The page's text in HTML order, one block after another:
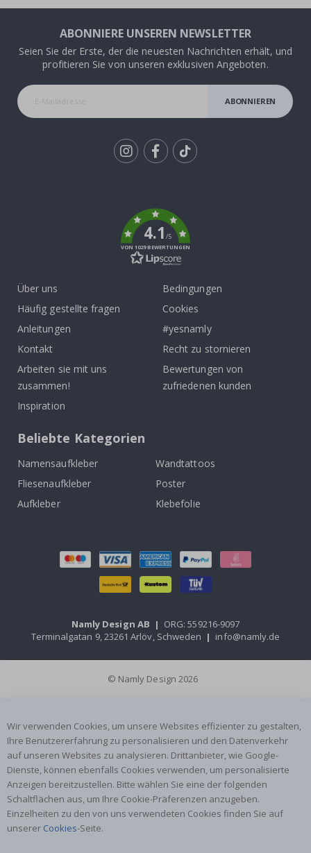
ABONNIERE UNSEREN NEWSLETTER
Seien Sie der Erste, der die neuesten Nachrichten erhält, und
profitieren Sie von unseren exklusiven Angeboten.
ABONNIEREN
4.1/5
VON 1029 BEWERTUNGEN
Über uns
Häufig gestellte fragen
Anleitungen
Kontakt
Arbeiten sie mit uns
zusammen!
Inspiration
Bedingungen
Cookies
#yesnamly
Recht zu stornieren
Bewertungen von
zufriedenen kunden
Beliebte Kategorien
Namensaufkleber
Wandtattoos
Fliesenaufkleber
Poster
Aufkleber
Klebefolie
Namly Design AB | ORG: 559216-9097
Terminalgatan 9, 23261 Arlöv, Schweden | info@namly.de
© Namly Design 2026
Wir verwenden Cookies, um unsere Websites effizienter zu gestalten,
Ihre Benutzererfahrung zu personalisieren und den Datenverkehr
auf unseren Websites zu analysieren. Drittanbieter, wie Google-
Dienste, können ebenfalls Cookies verwenden, um personalisierte
Anzeigen bereitzustellen. Bitte wählen Sie eine der folgenden
Schaltflächen aus, um Ihre Cookie-Präferenzen anzugeben.
Einzelheiten zu den von uns verwendeten Cookies finden Sie auf
unserer Cookies-Seite.